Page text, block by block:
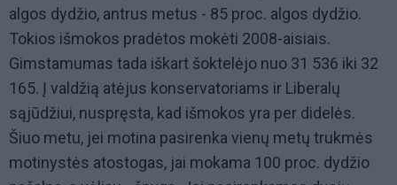
algos dydžio, antrus metus - 85 proc. algos dydžio.
Tokios išmokos pradėtos mokėti 2008-aisiais.
Gimstamumas tada iškart šoktelėjo nuo 31 536 iki 32
165. Į valdžią atėjus konservatoriams ir Liberalų
sąjūdžiui, nuspręsta, kad išmokos yra per didelės.
Šiuo metu, jei motina pasirenka vienų metų trukmės
motinystės atostogas, jai mokama 100 proc. dydžio